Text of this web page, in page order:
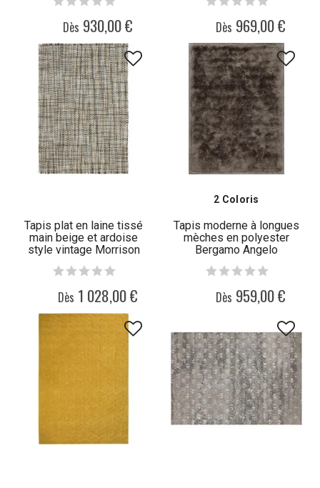
Dès 930,00 € Dès 969,00 €
Tapis plat en laine tissé
main beige et ardoise
style vintage Morrison
Dès 1 028,00 €
2 Coloris
Tapis moderne à longues
mèches en polyester
Bergamo Angelo
Dès 959,00 €